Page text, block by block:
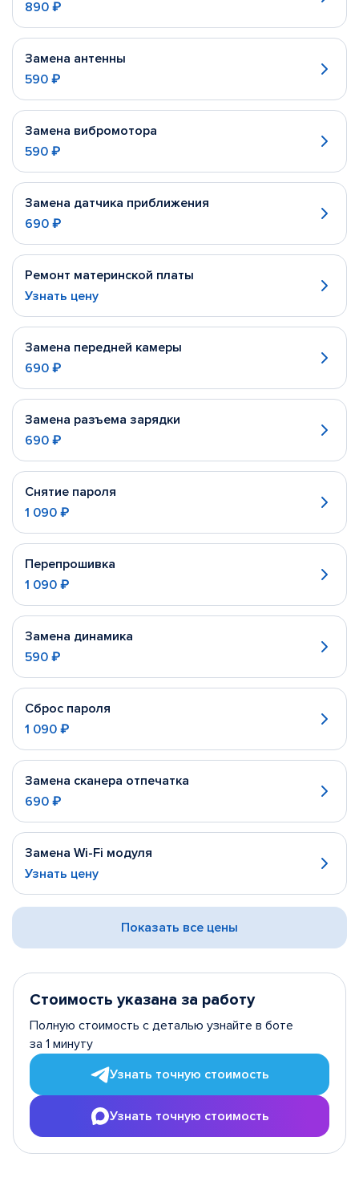
890 ₽
Замена антенны
590 ₽
Замена вибромотора
590 ₽
Замена датчика приближения
690 ₽
Ремонт материнской платы
Узнать цену
Замена передней камеры
690 ₽
Замена разъема зарядки
690 ₽
Снятие пароля
1 090 ₽
Перепрошивка
1 090 ₽
Замена динамика
590 ₽
Сброс пароля
1 090 ₽
Замена сканера отпечатка
690 ₽
Замена Wi-Fi модуля
Узнать цену
Показать все цены
Стоимость указана за работу
Полную стоимость с деталью узнайте в боте
за 1 минуту
Узнать точную стоимость
Узнать точную стоимость